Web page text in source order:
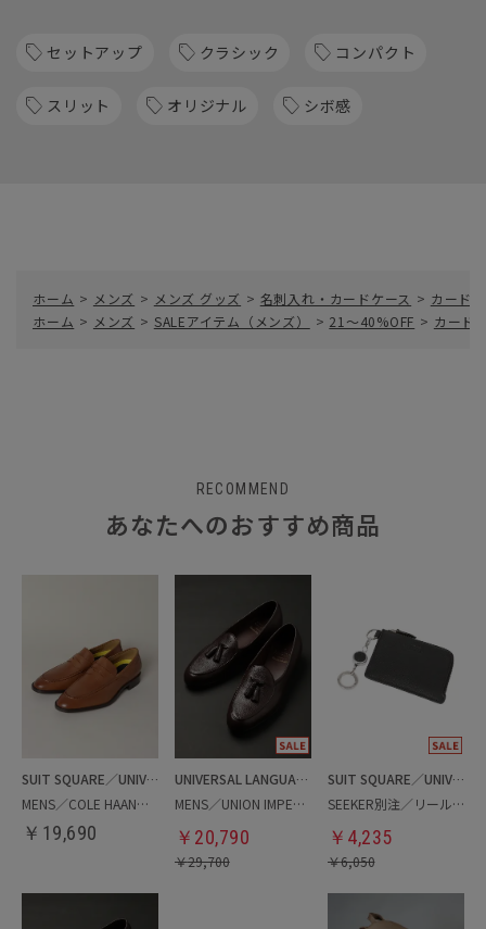
セットアップ クラシック コンパクト
スリット オリジナル シボ感
ホーム > メンズ > メンズ グッズ > 名刺入れ・カードケース > カード
ホーム > メンズ > SALEアイテム（メンズ） > 21～40%OFF > カード
RECOMMEND
あなたへのおすすめ商品
SUIT SQUARE／UNIVERSAL LANGUAGE
MENS／COLE HAAN／ペニーローファー
￥ 19,690
UNIVERSAL LANGUAGE
MENS／UNION IMPERIAL別注／タッセルベルジャンシューズ
￥ 20,790
￥29,700
SUIT SQUARE／UNIVERSAL LANGUAGE
SEEKER別注／リール付きカードケース
￥ 4,235
￥6,050